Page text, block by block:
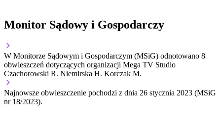
Monitor Sądowy i Gospodarczy
W Monitorze Sądowym i Gospodarczym (MSiG) odnotowano 8
obwieszczeń dotyczących organizacji Mega TV Studio
Czachorowski R. Niemirska H. Korczak M.
Najnowsze obwieszczenie pochodzi z dnia 26 stycznia 2023 (MSiG
nr 18/2023).